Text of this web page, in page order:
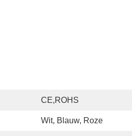
CE,ROHS
Wit, Blauw, Roze